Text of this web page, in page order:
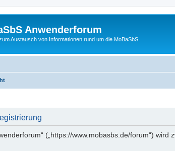
Anwenderforum
Austausch von Informationen rund um die MoBaSbS
(„https://www.mobasbs.de/forum“)